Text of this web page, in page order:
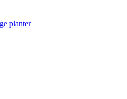
planter